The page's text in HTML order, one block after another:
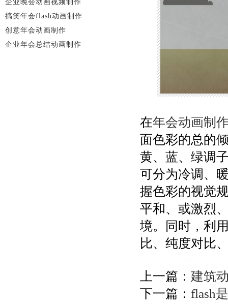
在年会动画制
面色彩的总的
黄、蓝、绿调
可分为冷调、
握色彩的视觉
平和、或激烈
境。同时，利
比、纯度对比
上一篇： 建筑
下一篇： flash
企业晚会动画视频制作
搞笑年会flash动画制作
创意年会动画制作
企业年会总结动画制作